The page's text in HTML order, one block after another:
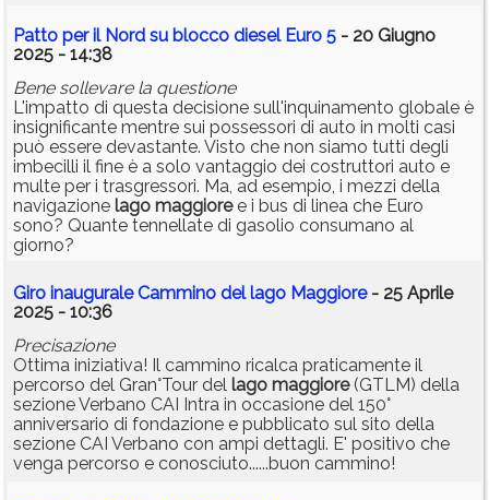
Patto per il Nord su blocco diesel Euro 5 - 20 Giugno
2025 - 14:38
Bene sollevare la questione
L'impatto di questa decisione sull'inquinamento globale è
insignificante mentre sui possessori di auto in molti casi
può essere devastante. Visto che non siamo tutti degli
imbecilli il fine è a solo vantaggio dei costruttori auto e
multe per i trasgressori. Ma, ad esempio, i mezzi della
navigazione lago maggioree i bus di linea che Euro
sono? Quante tennellate di gasolio consumano al
giorno?
Giro inaugurale Cammino del lago Maggiore- 25 Aprile
2025 - 10:36
Precisazione
Ottima iniziativa! Il cammino ricalca praticamente il
percorso del Gran°Tour del lago maggiore(GTLM) della
sezione Verbano CAI Intra in occasione del 150°
anniversario di fondazione e pubblicato sul sito della
sezione CAI Verbano con ampi dettagli. E' positivo che
venga percorso e conosciuto......buon cammino!